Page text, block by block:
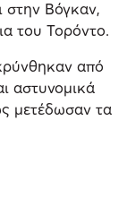
στην Βόγκαν,
του Τορόντο.
από
αστυνομικά
μετέδωσαν τα